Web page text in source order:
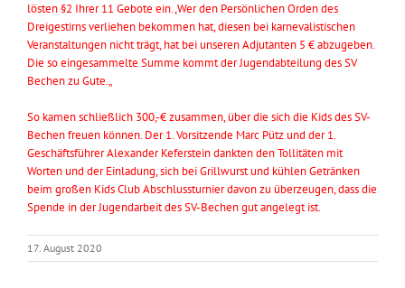
lösten §2 Ihrer 11 Gebote ein. „Wer den Persönlichen Orden des
Dreigestirns verliehen bekommen hat, diesen bei karnevalistischen
Veranstaltungen nicht trägt, hat bei unseren Adjutanten 5 € abzugeben.
Die so eingesammelte Summe kommt der Jugendabteilung des SV
Bechen zu Gute.„
So kamen schließlich 300,-€ zusammen, über die sich die Kids des SV-
Bechen freuen können. Der 1. Vorsitzende Marc Pütz und der 1.
Geschäftsführer Alexander Keferstein dankten den Tollitäten mit
Worten und der Einladung, sich bei Grillwurst und kühlen Getränken
beim großen Kids Club Abschlussturnier davon zu überzeugen, dass die
Spende in der Jugendarbeit des SV-Bechen gut angelegt ist.
17. August 2020